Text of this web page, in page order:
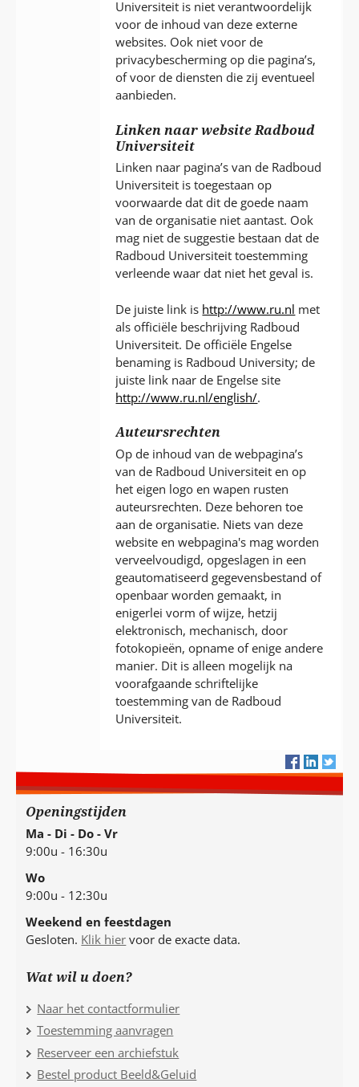
Universiteit is niet verantwoordelijk
voor de inhoud van deze externe
websites. Ook niet voor de
privacybescherming op die pagina’s,
of voor de diensten die zij eventueel
aanbieden.
Linken naar website Radboud
Universiteit
Linken naar pagina’s van de Radboud
Universiteit is toegestaan op
voorwaarde dat dit de goede naam
van de organisatie niet aantast. Ook
mag niet de suggestie bestaan dat de
Radboud Universiteit toestemming
verleende waar dat niet het geval is.
De juiste link is http://www.ru.nl met
als officiële beschrijving Radboud
Universiteit. De officiële Engelse
benaming is Radboud University; de
juiste link naar de Engelse site
http://www.ru.nl/english/.
Auteursrechten
Op de inhoud van de webpagina’s
van de Radboud Universiteit en op
het eigen logo en wapen rusten
auteursrechten. Deze behoren toe
aan de organisatie. Niets van deze
website en webpagina's mag worden
verveelvoudigd, opgeslagen in een
geautomatiseerd gegevensbestand of
openbaar worden gemaakt, in
enigerlei vorm of wijze, hetzij
elektronisch, mechanisch, door
fotokopieën, opname of enige andere
manier. Dit is alleen mogelijk na
voorafgaande schriftelijke
toestemming van de Radboud
Universiteit.
Openingstijden
Ma - Di - Do - Vr
9:00u - 16:30u
Wo
9:00u - 12:30u
Weekend en feestdagen
Gesloten. Klik hier voor de exacte data.
Wat wil u doen?
Naar het contactformulier
Toestemming aanvragen
Reserveer een archiefstuk
Bestel product Beeld&Geluid